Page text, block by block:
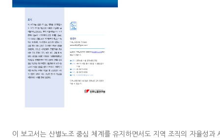
이 보고서는 산별노조 중심 체계를 유지하면서도 지역 조직의 자율성과